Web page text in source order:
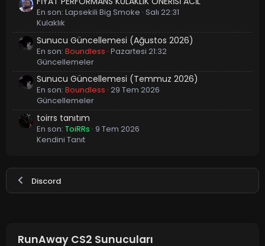
En son: Lapsekili Big Smoke Salı 22:31
Kulaklık
Sunucu Güncellemesi (Ağustos 2026)
En son: Boundless Pazartesi 21:32
Güncellemeler
Sunucu Güncellemesi (Temmuz 2026)
En son: Boundless 29 Tem 2026
Güncellemeler
toirrs tanıtım
En son: ToiRRs 9 Tem 2026
Kendini Tanıt
Discord
RunAway CS2 Sunucuları